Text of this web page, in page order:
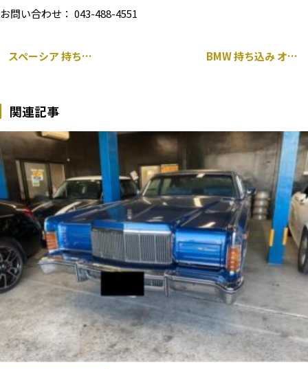
お問い合わせ： 043-488-4551
スペーシア 持ち込み ダウンサス交換 BMW 持ち込み オイルコントロールバルブ交換
関連記事